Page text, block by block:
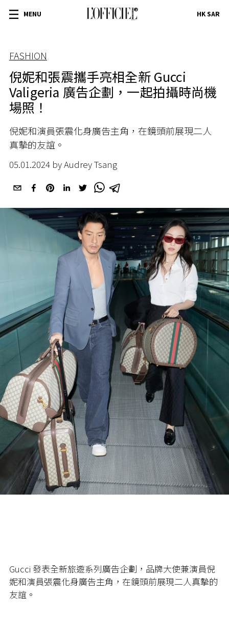
MENU HK SAR
FASHION
倪妮和張震攜手亮相全新 Gucci
Valigeria 廣告企劃，一起拍攝時尚機
場照！
倪妮和演員張震化身廣告主角，在鏡頭前展現二人
真摰的友誼。
05.01.2024 by Audrey Tsang
Gucci 發表全新旅遊系列廣告企劃，品牌大使兼演員倪
妮和演員張震化身廣告主角，在鏡頭前展現二人真摰的
友誼。